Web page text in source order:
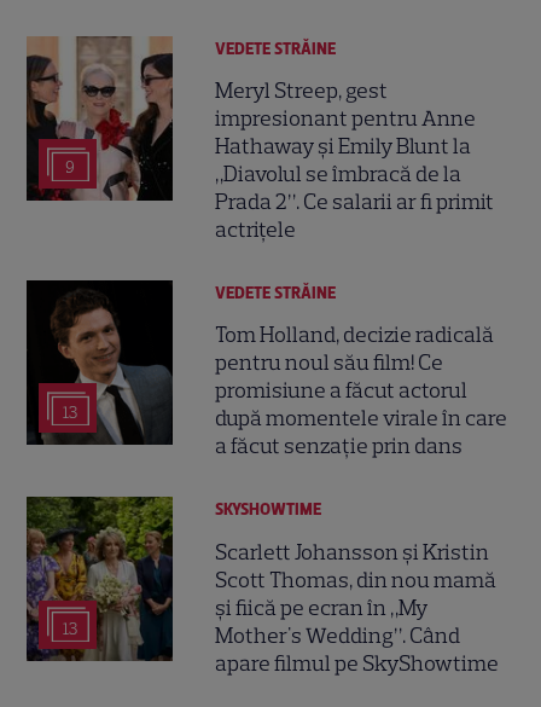
9
VEDETE STRĂINE
Meryl Streep, gest
impresionant pentru Anne
Hathaway și Emily Blunt la
„Diavolul se îmbracă de la
Prada 2”. Ce salarii ar fi primit
actrițele
13
VEDETE STRĂINE
Tom Holland, decizie radicală
pentru noul său film! Ce
promisiune a făcut actorul
după momentele virale în care
a făcut senzație prin dans
13
SKYSHOWTIME
Scarlett Johansson și Kristin
Scott Thomas, din nou mamă
și fiică pe ecran în „My
Mother's Wedding”. Când
apare filmul pe SkyShowtime